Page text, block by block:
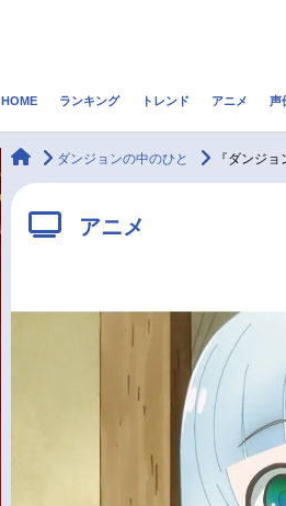
ゲーム・アプリ
アニメ記事一覧
声優記事一覧
HOME ランキング トレンド アニメ 声
animateTimes
ダンジョンの中のひと 『ダンジ
アニメ